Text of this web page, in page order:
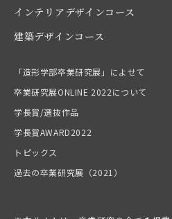
インテリアデザインコース
建築デザインコース
「造形学部卒業研究展」によせて
卒業研究展ONLINE 2022について
学長賞/選抜作品
学長賞AWARD2022
トピックス
過去の卒業研究展（2021）